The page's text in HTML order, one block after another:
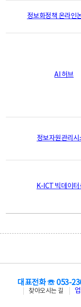
정보화정책 온라인
AI 허브
정보자원관리시
K-ICT 빅데이터
대표전화 ☏ 053-
찾아오시는 길